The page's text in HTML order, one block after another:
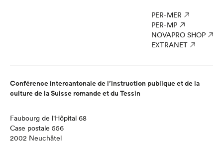
PER-MER
PER-MP
NOVAPRO SHOP
EXTRANET
Conférence intercantonale de l’instruction publique et de la
culture de la Suisse romande et du Tessin
Faubourg de l'Hôpital 68
Case postale 556
2002 Neuchâtel